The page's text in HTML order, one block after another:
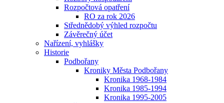
Rozpočtová opatření
RO za rok 2026
Střednědobý výhled rozpočtu
Závěrečný účet
Nařízení, vyhlášky
Historie
Podbořany
Kroniky Města Podbořany
Kronika 1968-1984
Kronika 1985-1994
Kronika 1995-2005